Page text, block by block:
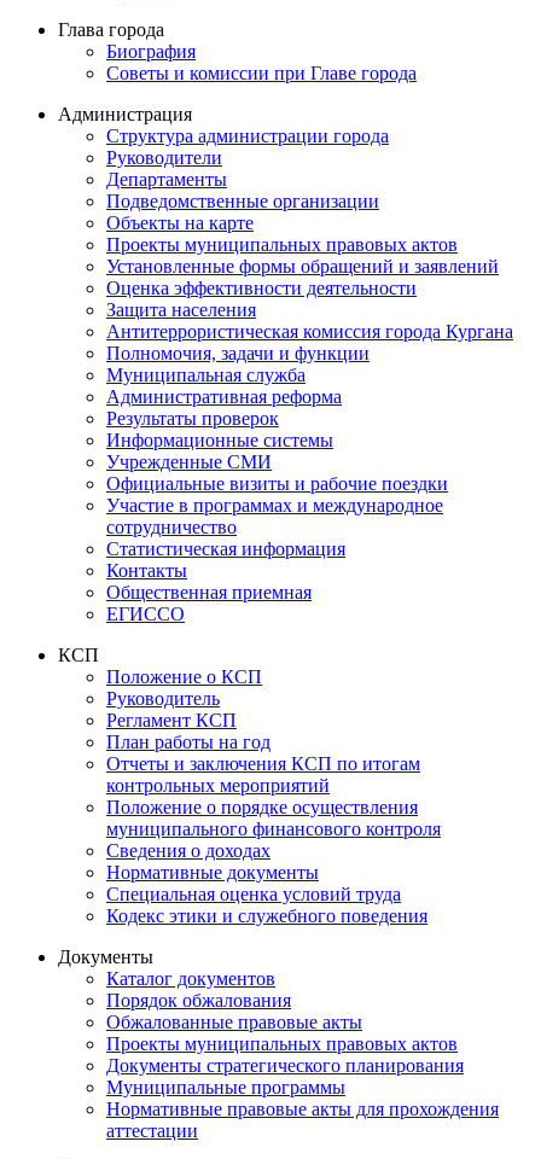
Глава города
Биография
Советы и комиссии при Главе города
Администрация
Структура администрации города
Руководители
Департаменты
Подведомственные организации
Объекты на карте
Проекты муниципальных правовых актов
Установленные формы обращений и заявлений
Оценка эффективности деятельности
Защита населения
Антитеррористическая комиссия города Кургана
Полномочия, задачи и функции
Муниципальная служба
Административная реформа
Результаты проверок
Информационные системы
Учрежденные СМИ
Официальные визиты и рабочие поездки
Участие в программах и международное
сотрудничество
Статистическая информация
Контакты
Общественная приемная
ЕГИССО
КСП
Положение о КСП
Руководитель
Регламент КСП
План работы на год
Отчеты и заключения КСП по итогам
контрольных мероприятий
Положение о порядке осуществления
муниципального финансового контроля
Сведения о доходах
Нормативные документы
Специальная оценка условий труда
Кодекс этики и служебного поведения
Документы
Каталог документов
Порядок обжалования
Обжалованные правовые акты
Проекты муниципальных правовых актов
Документы стратегического планирования
Муниципальные программы
Нормативные правовые акты для прохождения
аттестации